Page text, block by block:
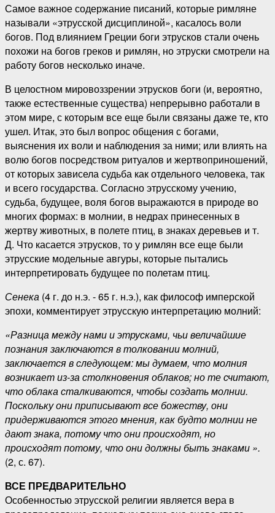
Самое важное содержание писаний, которые римляне
называли «этрусской дисциплиной», касалось воли
богов. Под влиянием Греции боги этрусков стали очень
похожи на богов греков и римлян, но этруски смотрели на
работу богов несколько иначе.
В целостном мировоззрении этрусков боги (и, вероятно,
также естественные существа) непрерывно работали в
этом мире, с которым все еще были связаны даже те, кто
ушел. Итак, это был вопрос общения с богами,
выяснения их воли и наблюдения за ними; или влиять на
волю богов посредством ритуалов и жертвоприношений,
от которых зависела судьба как отдельного человека, так
и всего государства. Согласно этрусскому учению,
судьба, будущее, воля богов выражаются в природе во
многих формах: в молнии, в недрах принесенных в
жертву животных, в полете птиц, в знаках деревьев и т.
Д. Что касается этрусков, то у римлян все еще были
этрусские модельные авгуры, которые пытались
интерпретировать будущее по полетам птиц.
Сенека (4 г. до н.э. - 65 г. н.э.), как философ имперской
эпохи, комментирует этрусскую интерпретацию молний:
«Разница между нами и этрусками, чьи величайшие
познания заключаются в толковании молний,
заключается в следующем: мы думаем, что молния
возникает из-за столкновения облаков; но те считают,
что облака сталкиваются, чтобы создать молнии.
Поскольку они приписывают все божеству, они
придерживаются этого мнения, как будто молнии не
дают знака, потому что они происходят, но
происходят потому, что они должны быть знаками ».
(2, с. 67).
ВСЕ ПРЕДВАРИТЕЛЬНО
Особенностью этрусской религии является вера в